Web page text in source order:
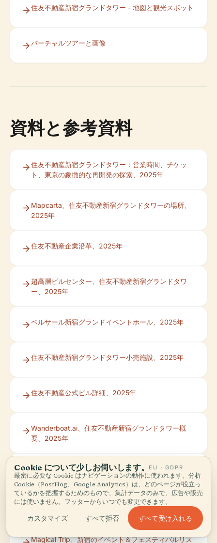
住友不動産新宿グランドタワー - 地図と観光スポット
バーチャルツアーと画像
資料と参考資料
住友不動産新宿グランドタワー：営業時間、チケッ
ト、東京の象徴的な再開発の探索、2025年
Mapcarta、住友不動産新宿グランドタワーの場所、
2025年
住友不動産企業沿革、2025年
超高層ビルセンター、住友不動産新宿グランドタワ
ー、2025年
ベルサール新宿グランドイベントホール、2025年
住友不動産新宿グランドタワー小売施設、2025年
住友不動産公式ビル詳細、2025年
Wanderboat.ai、住友不動産新宿グランドタワー概
要、2025年
Smartconf.jp、会場情報、2025年
Mitsue.co.jp、アクセス情報、2025年
Magical Trip、新宿のイベント＆フェスティバルリス
Cookie について少しお伺いします。 EU · GDPR
厳密に必要な Cookie はナビゲーションの動作に使われます。分析
Cookie（PostHog、Google Analytics）は、どのページが役立っ
ているかを把握するためのもので、集計データのみで、広告や販売
には使いません。フッターからいつでも変更できます。
カスタマイズ すべて拒否 すべて受け入れる